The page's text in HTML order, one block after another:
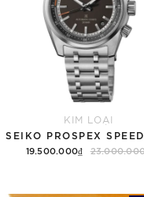
KIM LOẠI
19.500.000₫